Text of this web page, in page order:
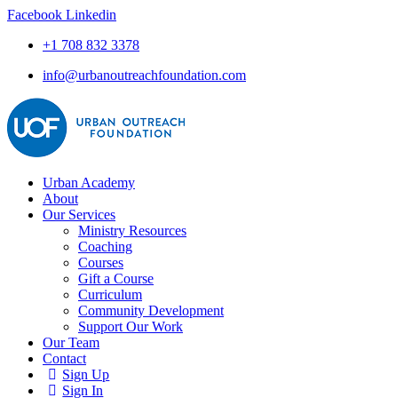
Facebook Linkedin
+1 708 832 3378
info@urbanoutreachfoundation.com
Urban Academy
About
Our Services
Ministry Resources
Coaching
Courses
Gift a Course
Curriculum
Community Development
Support Our Work
Our Team
Contact
Sign Up
Sign In